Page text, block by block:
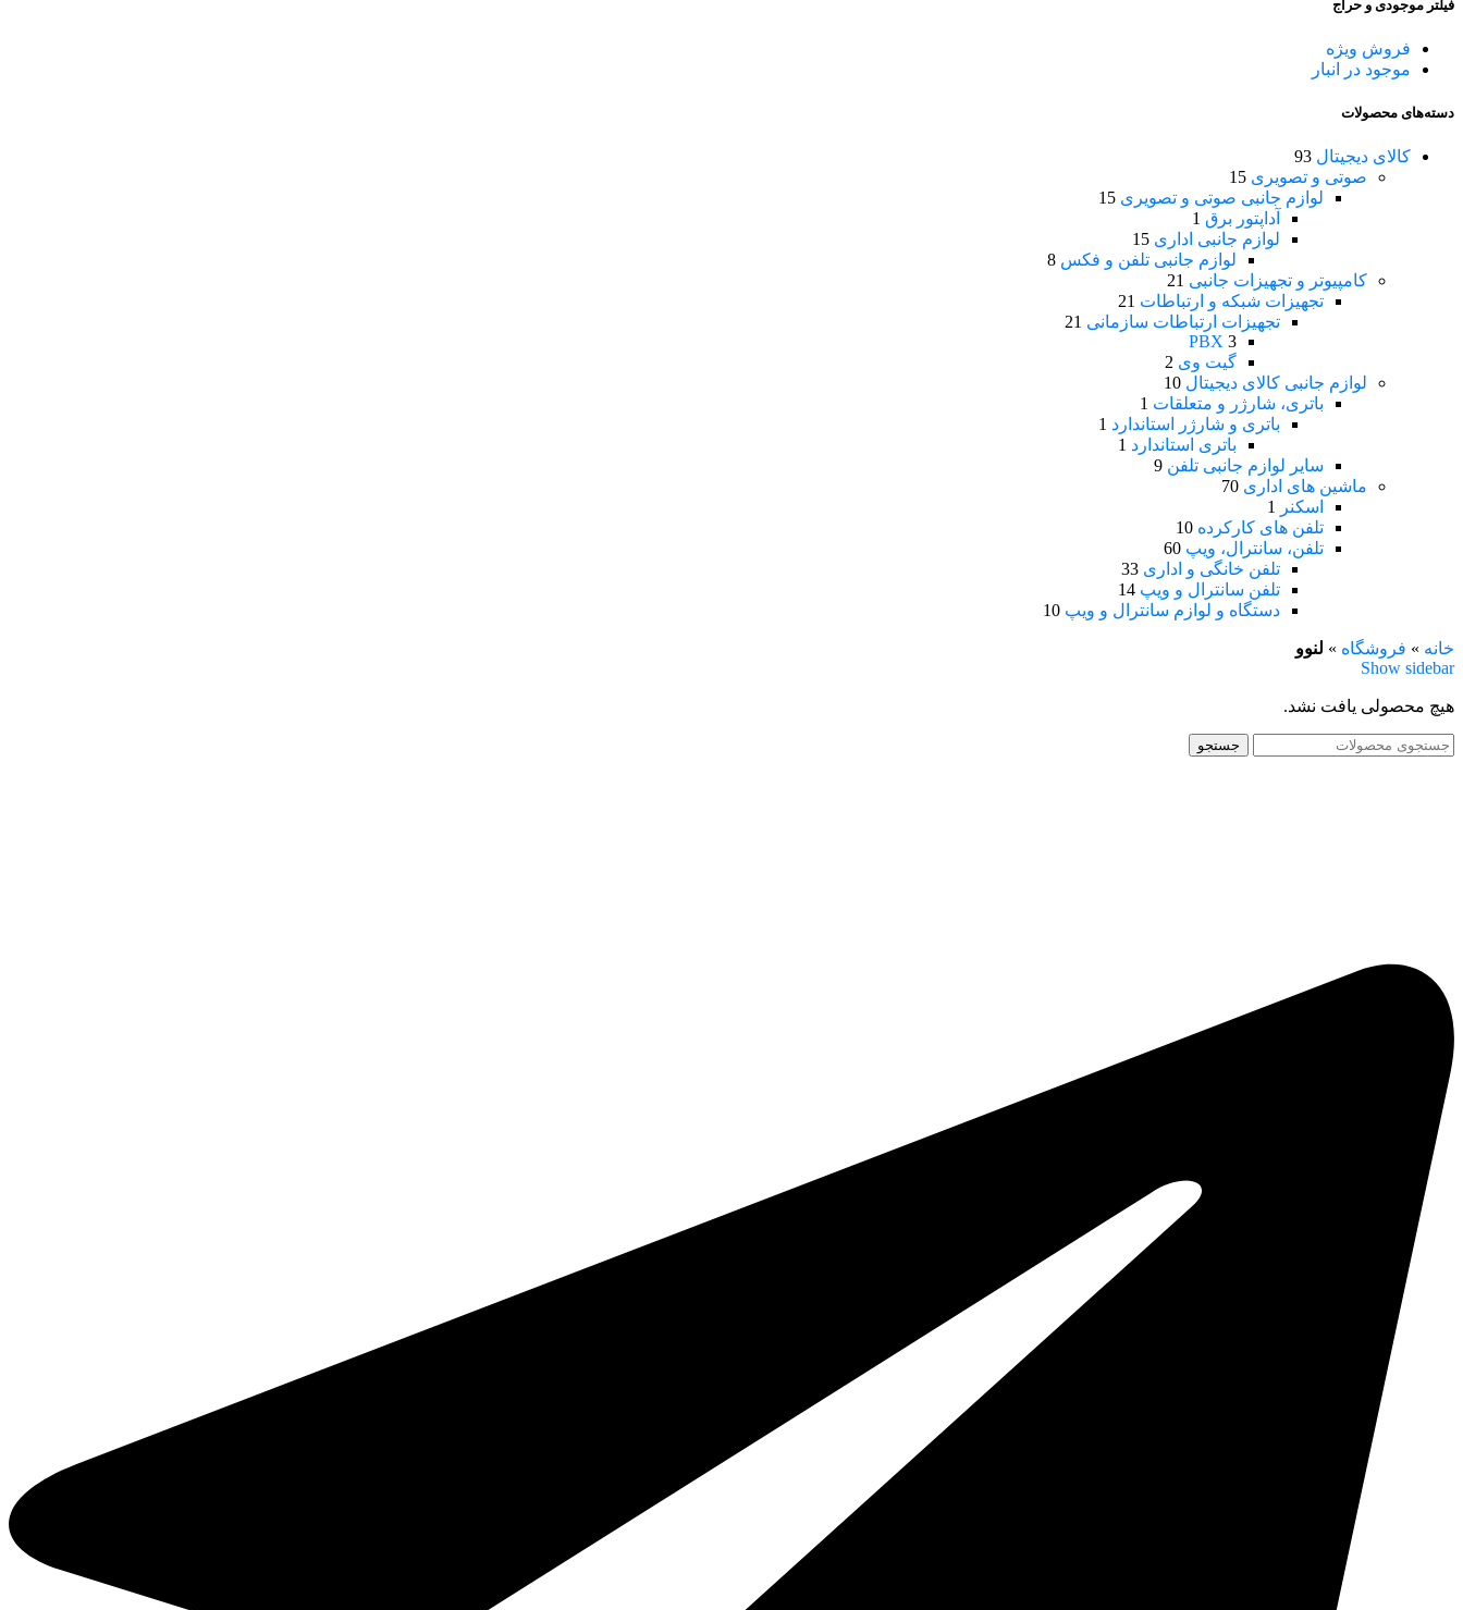
فیلتر موجودی و حراج
فروش ویژه
موجود در انبار
دسته‌های محصولات
کالای دیجیتال 93
صوتی و تصویری 15
لوازم جانبی صوتی و تصویری 15
آداپتور برق 1
لوازم جانبی اداری 15
لوازم جانبی تلفن و فکس 8
کامپیوتر و تجهیزات جانبی 21
تجهیزات شبکه و ارتباطات 21
تجهیزات ارتباطات سازمانی 21
PBX 3
گیت وی 2
لوازم جانبی کالای دیجیتال 10
باتری، شارژر و متعلقات 1
باتری و شارژر استاندارد 1
باتری استاندارد 1
سایر لوازم جانبی تلفن 9
ماشین های اداری 70
اسکنر
1
تلفن های کارکرده 10
تلفن، سانترال، ویپ 60
تلفن خانگی و اداری 33
تلفن سانترال و ویپ 14
دستگاه و لوازم سانترال و ویپ 10
خانه » فروشگاه » لنوو
Show sidebar
هیچ محصولی یافت نشد.
جستجو